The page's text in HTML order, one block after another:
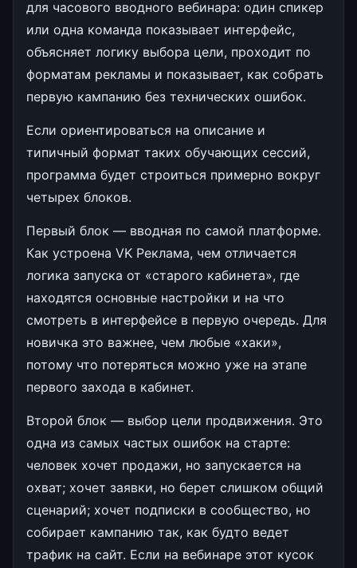
для часового вводного вебинара: один спикер
или одна команда показывает интерфейс,
объясняет логику выбора цели, проходит по
форматам рекламы и показывает, как собрать
первую кампанию без технических ошибок.
Если ориентироваться на описание и
типичный формат таких обучающих сессий,
программа будет строиться примерно вокруг
четырех блоков.
Первый блок — вводная по самой платформе.
Как устроена VK Реклама, чем отличается
логика запуска от «старого кабинета», где
находятся основные настройки и на что
смотреть в интерфейсе в первую очередь. Для
новичка это важнее, чем любые «хаки»,
потому что потеряться можно уже на этапе
первого захода в кабинет.
Второй блок — выбор цели продвижения. Это
одна из самых частых ошибок на старте:
человек хочет продажи, но запускается на
охват; хочет заявки, но берет слишком общий
сценарий; хочет подписки в сообщество, но
собирает кампанию так, как будто ведет
трафик на сайт. Если на вебинаре этот кусок